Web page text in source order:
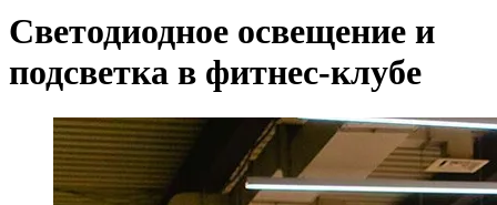
Светодиодное освещение и
подсветка в фитнес-клубе